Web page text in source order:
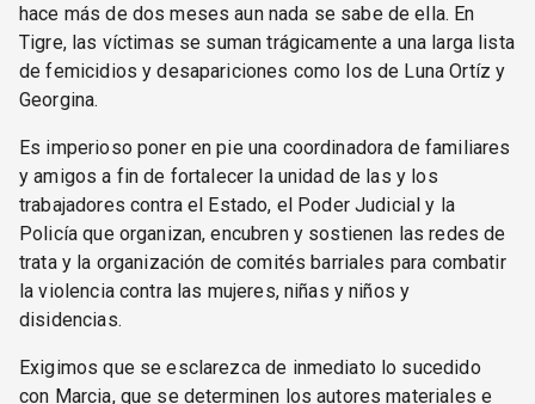
hace más de dos meses aun nada se sabe de ella. En
Tigre, las víctimas se suman trágicamente a una larga lista
de femicidios y desapariciones como los de Luna Ortíz y
Georgina.
Es imperioso poner en pie una coordinadora de familiares
y amigos a fin de fortalecer la unidad de las y los
trabajadores contra el Estado, el Poder Judicial y la
Policía que organizan, encubren y sostienen las redes de
trata y la organización de comités barriales para combatir
la violencia contra las mujeres, niñas y niños y
disidencias.
Exigimos que se esclarezca de inmediato lo sucedido
con Marcia, que se determinen los autores materiales e